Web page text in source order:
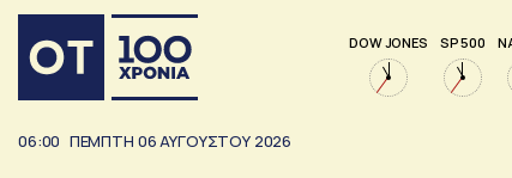
DOW JONES SP 500
06:00 ΠΕΜΠΤΗ 06ΑΥΓΟΥΣΤΟΥ 2026